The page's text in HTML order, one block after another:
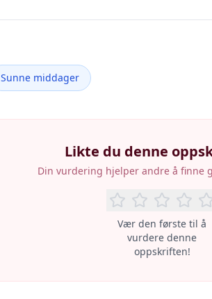
Sunne middager
Likte du denne
Din vurdering hjelper andre å finne
Vær den første til å
vurdere denne
oppskriften!